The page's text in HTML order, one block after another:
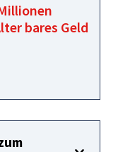
bares Geld